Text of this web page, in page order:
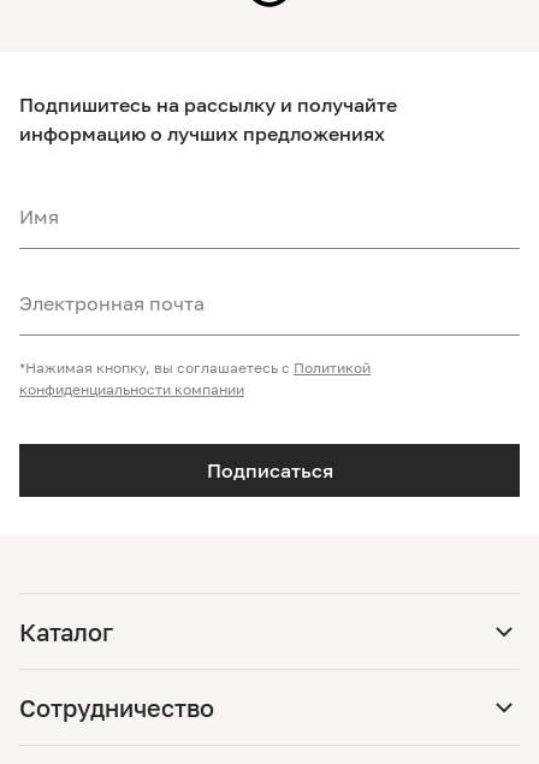
Подпишитесь на рассылку и получайте
информацию о лучших предложениях
Имя
Электронная почта
Подписаться
*Нажимая кнопку, вы соглашаетесь с Политикой
конфиденциальности компании
Каталог
Сотрудничество